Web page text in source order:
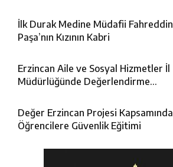
İlk Durak Medine Müdafii Fahreddin
Paşa’nın Kızının Kabri
Erzincan Aile ve Sosyal Hizmetler İl
Müdürlüğünde Değerlendirme
Değer Erzincan Projesi Kapsamında
Öğrencilere Güvenlik Eğitimi